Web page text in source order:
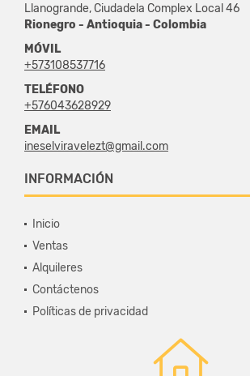
Llanogrande, Ciudadela Complex Local 46
Rionegro - Antioquia - Colombia
MÓVIL
+573108537716
TELÉFONO
+576043628929
EMAIL
ineselviravelezt@gmail.com
INFORMACIÓN
Inicio
Ventas
Alquileres
Contáctenos
Políticas de privacidad